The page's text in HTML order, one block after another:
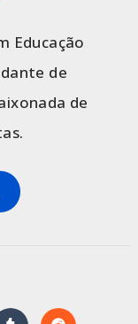
Educação
de
de